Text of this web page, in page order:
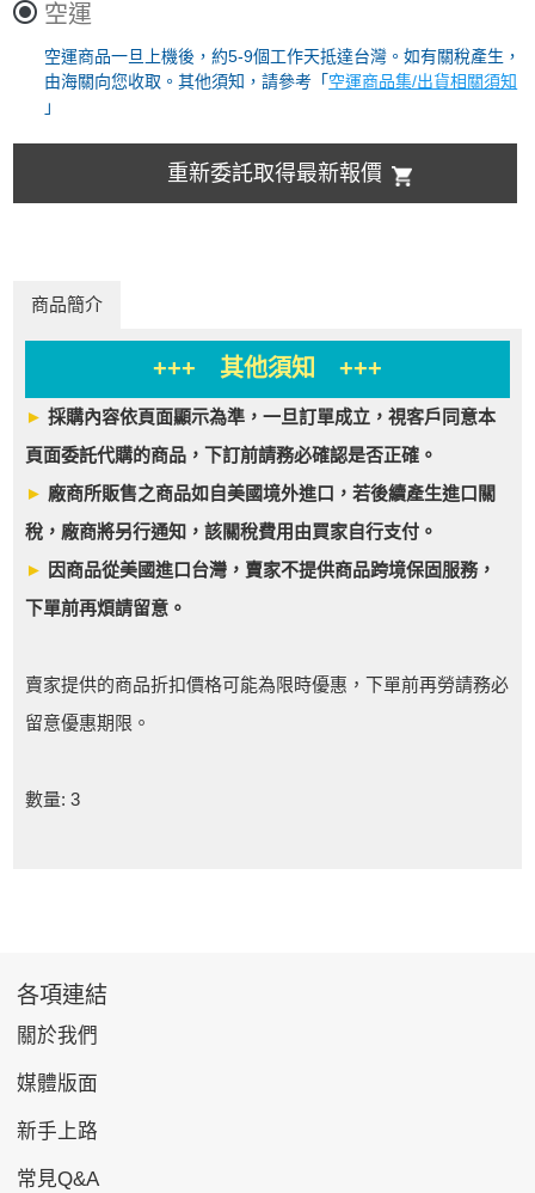
空運
空運商品一旦上機後，約5-9個工作天抵達台灣。如有關稅產生，
由海關向您收取。其他須知，請參考「 空運商品集/出貨相關須知
」
重新委託取得最新報價
商品簡介
+++ 其他須知 +++
►採購內容依頁面顯示為準，一旦訂單成立，視客戶同意本
頁面委託代購的商品，下訂前請務必確認是否正確。
► 廠商所販售之商品如自美國境外進口，若後續產生進口關
稅，廠商將另行通知，該關稅費用由買家自行支付。
► 因商品從美國進口台灣，賣家不提供商品跨境保固服務，
下單前再煩請留意。
賣家提供的商品折扣價格可能為限時優惠，下單前再勞請務必
留意優惠期限。
數量: 3
各項連結
關於我們
媒體版面
新手上路
常見Q&A